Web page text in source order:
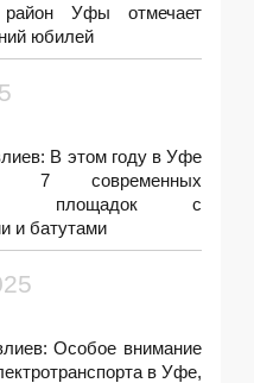
район Уфы отмечает
юбилей
В этом году в Уфе
7 современных
площадок с
и батутами
Особое внимание
в Уфе,